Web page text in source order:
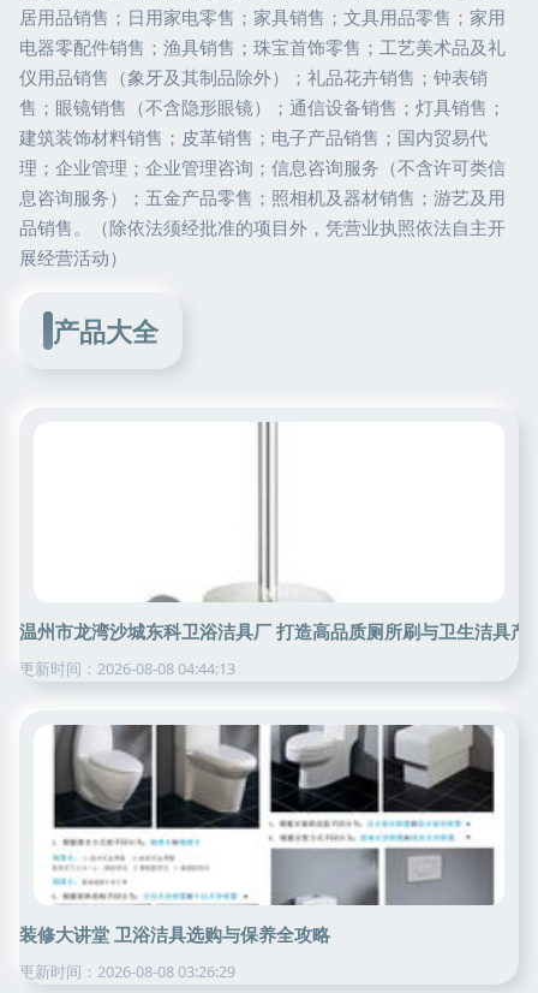
居用品销售；日用家电零售；家具销售；文具用品零售；家用
电器零配件销售；渔具销售；珠宝首饰零售；工艺美术品及礼
仪用品销售（象牙及其制品除外）；礼品花卉销售；钟表销
售；眼镜销售（不含隐形眼镜）；通信设备销售；灯具销售；
建筑装饰材料销售；皮革销售；电子产品销售；国内贸易代
理；企业管理；企业管理咨询；信息咨询服务（不含许可类信
息咨询服务）；五金产品零售；照相机及器材销售；游艺及用
品销售。（除依法须经批准的项目外，凭营业执照依法自主开
展经营活动）
产品大全
温州市龙湾沙城东科卫浴洁具厂 打造高品质厕所刷与卫生洁具产
更新时间：2026-08-08 04:44:13
装修大讲堂 卫浴洁具选购与保养全攻略
更新时间：2026-08-08 03:26:29